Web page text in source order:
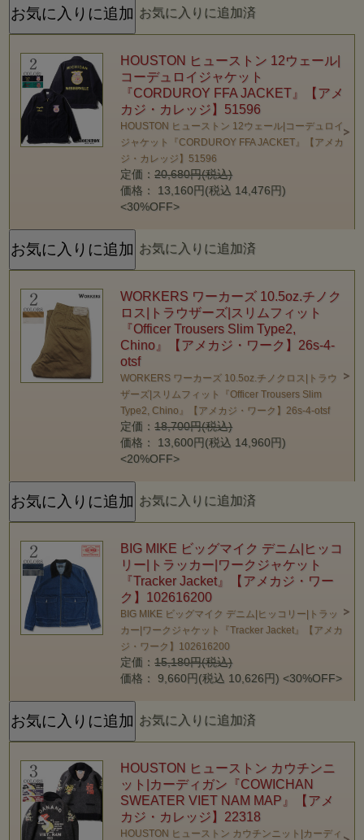
お気に入りに追加済
HOUSTON ヒューストン 12ウェール|
コーデュロイジャケット
『CORDUROY FFA JACKET』【アメ
カジ・カレッジ】51596
HOUSTON ヒューストン 12ウェール|コーデュロイ
ジャケット『CORDUROY FFA JACKET』【アメカ
ジ・カレッジ】51596
定価：20,680円(税込)
価格： 13,160円(税込 14,476円)
<30%OFF>
お気に入りに追加済
WORKERS ワーカーズ 10.5oz.チノク
ロス|トラウザーズ|スリムフィット
『Officer Trousers Slim Type2,
Chino』【アメカジ・ワーク】26s-4-
otsf
WORKERS ワーカーズ 10.5oz.チノクロス|トラウ
ザーズ|スリムフィット『Officer Trousers Slim
Type2, Chino』【アメカジ・ワーク】26s-4-otsf
定価：18,700円(税込)
価格： 13,600円(税込 14,960円)
<20%OFF>
お気に入りに追加済
BIG MIKE ビッグマイク デニム|ヒッコ
リー|トラッカー|ワークジャケット
『Tracker Jacket』【アメカジ・ワー
ク】102616200
BIG MIKE ビッグマイク デニム|ヒッコリー|トラッ
カー|ワークジャケット『Tracker Jacket』【アメカ
ジ・ワーク】102616200
定価：15,180円(税込)
価格： 9,660円(税込 10,626円)<30%OFF>
お気に入りに追加済
HOUSTON ヒューストン カウチンニ
ット|カーディガン『COWICHAN
SWEATER VIET NAM MAP』【アメ
カジ・カレッジ】22318
HOUSTON ヒューストン カウチンニット|カーディ